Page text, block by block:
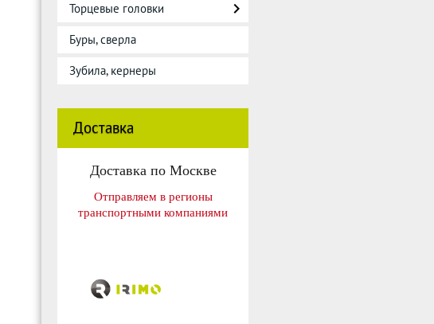
Торцевые головки
Буры, сверла
Зубила, кернеры
Доставка
Доставка по Москве
Отправляем в регионы
транспортными компаниями